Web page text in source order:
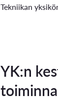
Tekniikan
YK:n